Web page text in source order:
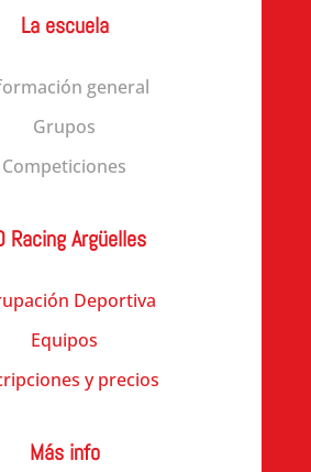
La escuela
general
Grupos
Competiciones
Racing Argüelles
Deportiva
Equipos
y precios
Más info